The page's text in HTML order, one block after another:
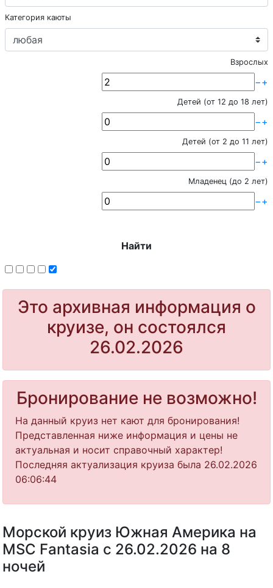
Категория каюты
Взрослых
−+
Детей (от 12 до 18 лет)
−+
Детей (от 2 до 11 лет)
−+
Младенец (до 2 лет)
−+
Найти
Это архивная информация о
круизе, он состоялся
26.02.2026
Бронирование не возможно!
На данный круиз нет кают для бронирования!
Представленная ниже информация и цены не
актуальная и носит справочный характер!
Последняя актуализация круиза была 26.02.2026
06:06:44
Морской круиз Южная Америка на
MSC Fantasia с 26.02.2026 на 8
ночей